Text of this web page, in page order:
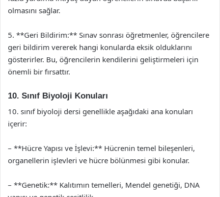
olmasını sağlar.
5. **Geri Bildirim:** Sınav sonrası öğretmenler, öğrencilere
geri bildirim vererek hangi konularda eksik olduklarını
gösterirler. Bu, öğrencilerin kendilerini geliştirmeleri için
önemli bir fırsattır.
10. Sınıf Biyoloji Konuları
10. sınıf biyoloji dersi genellikle aşağıdaki ana konuları
içerir:
– **Hücre Yapısı ve İşlevi:** Hücrenin temel bileşenleri,
organellerin işlevleri ve hücre bölünmesi gibi konular.
– **Genetik:** Kalıtımın temelleri, Mendel genetiği, DNA